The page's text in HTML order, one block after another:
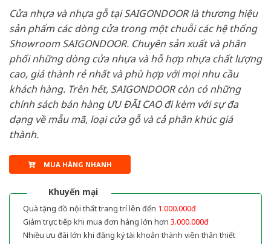
Cửa nhựa và nhựa gỗ tại SAIGONDOOR là thương hiệu
sản phẩm các dòng cửa trong một chuỗi các hệ thống
Showroom SAIGONDOOR. Chuyên sản xuất và phân
phối những dòng cửa nhựa và hỗ hợp nhựa chất lượng
cao, giá thành rẻ nhất và phù hợp với mọi nhu cầu
khách hàng. Trên hết, SAIGONDOOR còn có những
chính sách bán hàng ƯU ĐÃI CAO đi kèm với sự đa
dạng về mẫu mã, loại cửa gỗ và cả phân khúc giá
thành.
MUA HÀNG NHANH
Khuyến mại
Quà tặng đồ nội thất trang trí lên đến 1.000.000đ
Giảm trực tiếp khi mua đơn hàng lớn hơn 3.000.000đ
Nhiều ưu đãi lớn khi đăng ký tài khoản thành viên thân thiết